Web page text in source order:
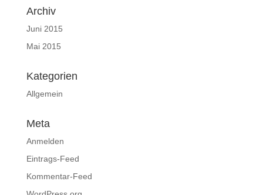
Archiv
Juni 2015
Mai 2015
Kategorien
Allgemein
Meta
Anmelden
Eintrags-Feed
Kommentar-Feed